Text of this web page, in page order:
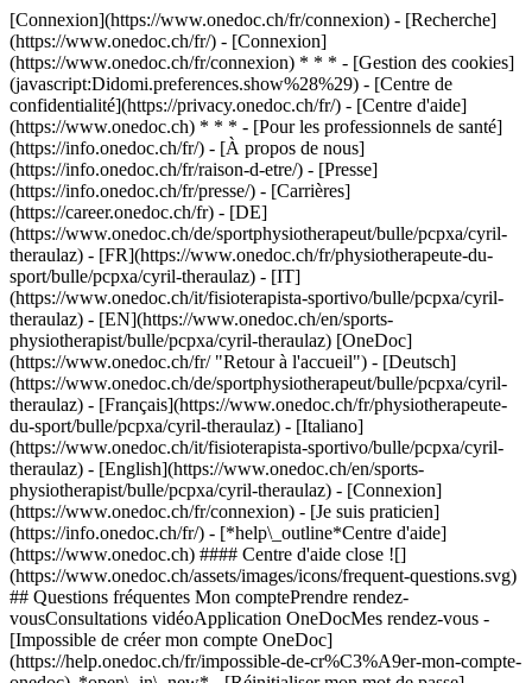
[Connexion](https://www.onedoc.ch/fr/connexion) - [Recherche]
(https://www.onedoc.ch/fr/) - [Connexion]
(https://www.onedoc.ch/fr/connexion) * * * - [Gestion des cookies]
(javascript:Didomi.preferences.show%28%29) - [Centre de
confidentialité](https://privacy.onedoc.ch/fr/) - [Centre d'aide]
(https://www.onedoc.ch) * * * - [Pour les professionnels de santé]
(https://info.onedoc.ch/fr/) - [À propos de nous]
(https://info.onedoc.ch/fr/raison-d-etre/) - [Presse]
(https://info.onedoc.ch/fr/presse/) - [Carrières]
(https://career.onedoc.ch/fr) - [DE]
(https://www.onedoc.ch/de/sportphysiotherapeut/bulle/pcpxa/cyril-
theraulaz) - [FR](https://www.onedoc.ch/fr/physiotherapeute-du-
sport/bulle/pcpxa/cyril-theraulaz) - [IT]
(https://www.onedoc.ch/it/fisioterapista-sportivo/bulle/pcpxa/cyril-
theraulaz) - [EN](https://www.onedoc.ch/en/sports-
physiotherapist/bulle/pcpxa/cyril-theraulaz) [OneDoc]
(https://www.onedoc.ch/fr/ "Retour à l'accueil") - [Deutsch]
(https://www.onedoc.ch/de/sportphysiotherapeut/bulle/pcpxa/cyril-
theraulaz) - [Français](https://www.onedoc.ch/fr/physiotherapeute-
du-sport/bulle/pcpxa/cyril-theraulaz) - [Italiano]
(https://www.onedoc.ch/it/fisioterapista-sportivo/bulle/pcpxa/cyril-
theraulaz) - [English](https://www.onedoc.ch/en/sports-
physiotherapist/bulle/pcpxa/cyril-theraulaz) - [Connexion]
(https://www.onedoc.ch/fr/connexion) - [Je suis praticien]
(https://info.onedoc.ch/fr/) - [*help\_outline*Centre d'aide]
(https://www.onedoc.ch) #### Centre d'aide close ![]
(https://www.onedoc.ch/assets/images/icons/frequent-questions.svg)
## Questions fréquentes Mon comptePrendre rendez-
vousConsultations vidéoApplication OneDocMes rendez-vous -
[Impossible de créer mon compte OneDoc]
(https://help.onedoc.ch/fr/impossible-de-cr%C3%A9er-mon-compte-